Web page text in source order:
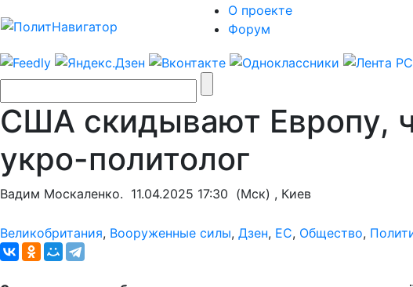
О проекте
Форум
США скидывают Европу,
укро-политолог
Вадим Москаленко. 11.04.2025 17:30 (Мск) , Киев
Великобритания, Вооруженные силы, Дзен, ЕС, Общество,